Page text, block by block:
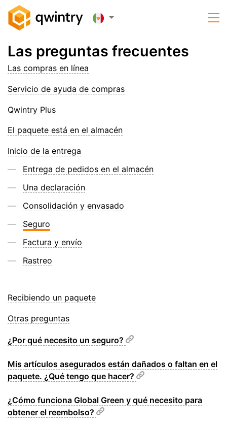
Las preguntas frecuentes
Las compras en línea
Servicio de ayuda de compras
Qwintry Plus
El paquete está en el almacén
Inicio de la entrega
Entrega de pedidos en el almacén
Una declaración
Consolidación y envasado
Seguro
Factura y envío
Rastreo
Recibiendo un paquete
Otras preguntas
¿Por qué necesito un seguro?
Mis artículos asegurados están dañados o faltan en el
paquete. ¿Qué tengo que hacer?
¿Cómo funciona Global Green y qué necesito para
obtener el reembolso?